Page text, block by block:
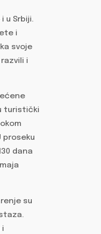
u Srbiji.
i
svoje
i
turistički
proseku
dana
su
i